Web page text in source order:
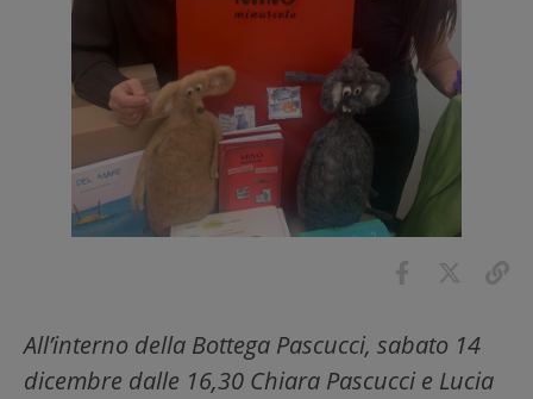
All’interno della Bottega Pascucci, sabato 14
dicembre dalle 16,30 Chiara Pascucci e Lucia